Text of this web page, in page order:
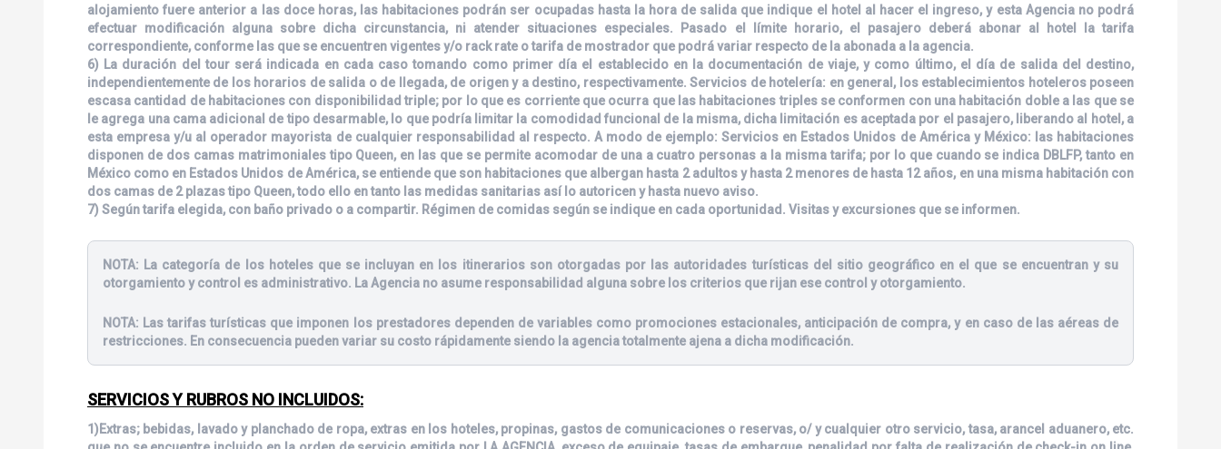
alojamiento fuere anterior a las doce horas, las habitaciones podrán ser ocupadas hasta la hora de salida que indique el hotel al hacer el ingreso, y esta Agencia no podrá
efectuar modificación alguna sobre dicha circunstancia, ni atender situaciones especiales. Pasado el límite horario, el pasajero deberá abonar al hotel la tarifa
correspondiente, conforme las que se encuentren vigentes y/o rack rate o tarifa de mostrador que podrá variar respecto de la abonada a la agencia.
6) La duración del tour será indicada en cada caso tomando como primer día el establecido en la documentación de viaje, y como último, el día de salida del destino,
independientemente de los horarios de salida o de llegada, de origen y a destino, respectivamente. Servicios de hotelería: en general, los establecimientos hoteleros poseen
escasa cantidad de habitaciones con disponibilidad triple; por lo que es corriente que ocurra que las habitaciones triples se conformen con una habitación doble a las que se
le agrega una cama adicional de tipo desarmable, lo que podría limitar la comodidad funcional de la misma, dicha limitación es aceptada por el pasajero, liberando al hotel, a
esta empresa y/u al operador mayorista de cualquier responsabilidad al respecto. A modo de ejemplo: Servicios en Estados Unidos de América y México: las habitaciones
disponen de dos camas matrimoniales tipo Queen, en las que se permite acomodar de una a cuatro personas a la misma tarifa; por lo que cuando se indica DBLFP, tanto en
México como en Estados Unidos de América, se entiende que son habitaciones que albergan hasta 2 adultos y hasta 2 menores de hasta 12 años, en una misma habitación con
dos camas de 2 plazas tipo Queen, todo ello en tanto las medidas sanitarias así lo autoricen y hasta nuevo aviso.
7) Según tarifa elegida, con baño privado o a compartir. Régimen de comidas según se indique en cada oportunidad. Visitas y excursiones que se informen.
NOTA: La categoría de los hoteles que se incluyan en los itinerarios son otorgadas por las autoridades turísticas del sitio geográfico en el que se encuentran y su
otorgamiento y control es administrativo. La Agencia no asume responsabilidad alguna sobre los criterios que rijan ese control y otorgamiento.
NOTA: Las tarifas turísticas que imponen los prestadores dependen de variables como promociones estacionales, anticipación de compra, y en caso de las aéreas de
restricciones. En consecuencia pueden variar su costo rápidamente siendo la agencia totalmente ajena a dicha modificación.
SERVICIOS Y RUBROS NO INCLUIDOS:
1)Extras; bebidas, lavado y planchado de ropa, extras en los hoteles, propinas, gastos de comunicaciones o reservas, o/ y cualquier otro servicio, tasa, arancel aduanero, etc.